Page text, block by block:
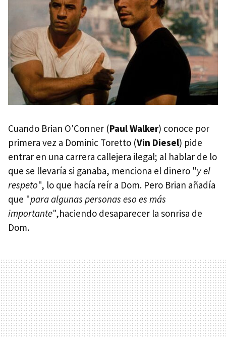
Cuando Brian O'Conner (Paul Walker) conoce por
primera vez a Dominic Toretto (Vin Diesel) pide
entrar en una carrera callejera ilegal; al hablar de lo
que se llevaría si ganaba, menciona el dinero "y el
respeto", lo que hacía reír a Dom. Pero Brian añadía
que "para algunas personas eso es más
importante",haciendo desaparecer la sonrisa de
Dom.